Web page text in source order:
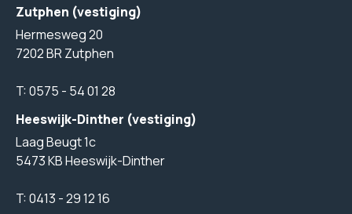
Zutphen (vestiging)
Hermesweg 20
7202 BR Zutphen
T:0575 - 54 01 28
Heeswijk-Dinther (vestiging)
Laag Beugt 1c
5473 KB Heeswijk-Dinther
T:0413 - 29 12 16